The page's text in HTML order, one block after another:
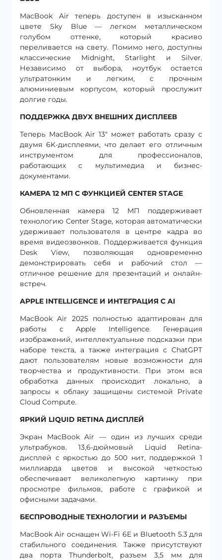
MacBook Air теперь доступен в изысканном
цвете Sky Blue — легком металлическом
голубом оттенке, который красиво
переливается на свету. Помимо него, доступны
классические Midnight, Starlight и Silver.
Независимо от выбора, ноутбук остается
ультратонким и легким, с прочным
алюминиевым корпусом, который прослужит
долгие годы.
ПОДДЕРЖКА ДВУХ ВНЕШНИХ ДИСПЛЕЕВ
Теперь MacBook Air 13″ может работать сразу с
двумя 6K-дисплеями, что делает его отличным
инструментом для профессионалов,
работающих с мультимедиа и бизнес-
документами.
КАМЕРА 12 МП С ФУНКЦИЕЙ CENTER STAGE
Обновленная камера 12 МП поддерживает
технологию Center Stage, которая автоматически
удерживает пользователя в центре кадра во
время видеозвонков. Поддерживается функция
Desk View, позволяющая одновременно
демонстрировать себя и рабочий стол —
отличное решение для презентаций и онлайн-
встреч.
APPLE INTELLIGENCE И ИНТЕГРАЦИЯ С AI
MacBook Air 2025 полностью адаптирован для
работы с Apple Intelligence. Генерация
изображений, интеллектуальные подсказки при
наборе текста, а также интеграция с ChatGPT
дают пользователям новые возможности для
творчества и продуктивности. При этом вся
обработка данных происходит локально, а
запросы к облаку защищены системой Private
Cloud Compute.
ЯРКИЙ LIQUID RETINA ДИСПЛЕЙ
Экран MacBook Air — один из лучших среди
ультрабуков. 13,6-дюймовый Liquid Retina-
дисплей с яркостью до 500 нит, поддержкой 1
миллиарда цветов и высокой четкостью
обеспечивает великолепную картинку при
просмотре фильмов, работе с графикой и
офисными задачами.
БЕСПРОВОДНЫЕ ТЕХНОЛОГИИ И РАЗЪЕМЫ
MacBook Air оснащен Wi-Fi 6E и Bluetooth 5.3 для
стабильного соединения. Также присутствуют
два порта Thunderbolt, разъем 3,5 мм для